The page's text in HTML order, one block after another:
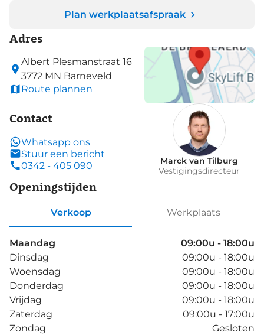
Adres
Albert Plesmanstraat 16
3772 MN Barneveld
Route plannen
Contact
Whatsapp ons
Stuur een bericht
0342 - 405 090
Marck van Tilburg
Vestigingsdirecteur
Plan werkplaatsafspraak
Openingstijden
Verkoop Werkplaats
Maandag
09:00u - 18:00u
Dinsdag
09:00u - 18:00u
Woensdag
09:00u - 18:00u
Donderdag
09:00u - 18:00u
Vrijdag
09:00u - 18:00u
Zaterdag
09:00u - 17:00u
Zondag
Gesloten